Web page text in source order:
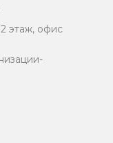
этаж, офис